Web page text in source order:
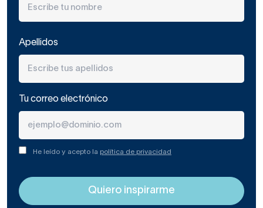
Apellidos
Tu correo electrónico
He leído y acepto la política de privacidad